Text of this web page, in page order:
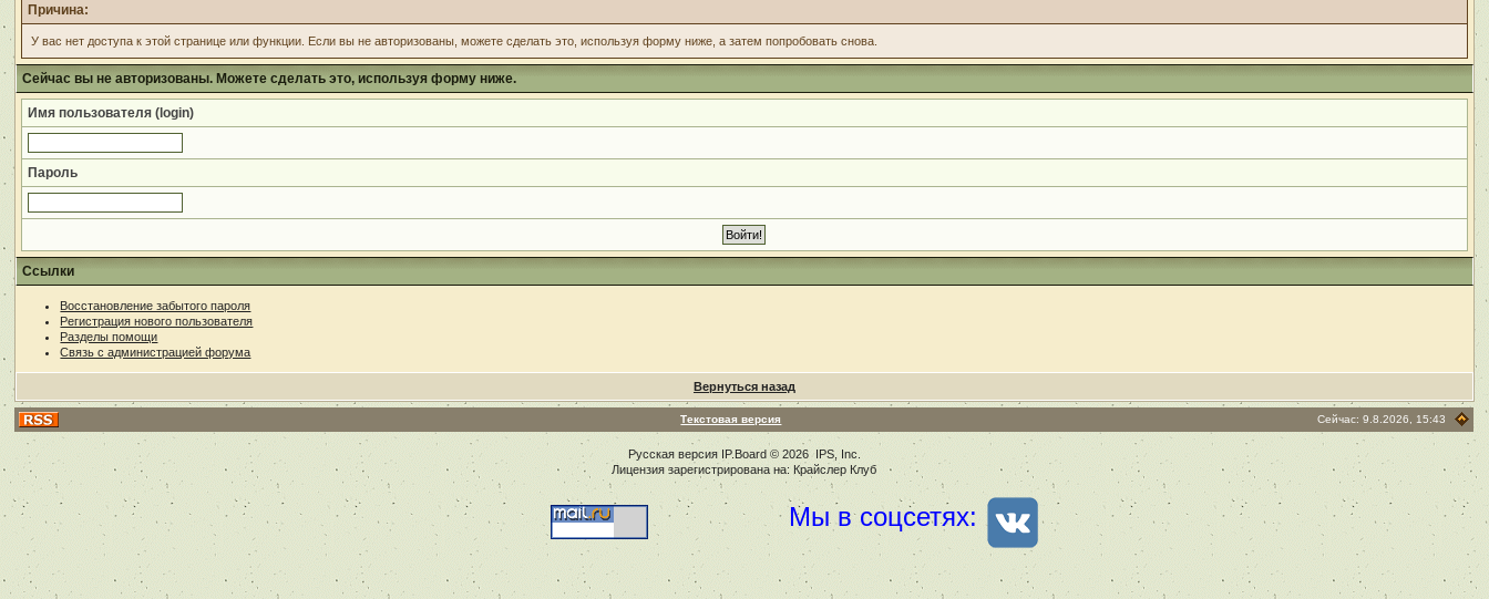
Причина:
У вас нет доступа к этой странице или функции. Если вы не авторизованы, можете сделать это, используя форму ниже, а затем попробовать снова.
Сейчас вы не авторизованы. Можете сделать это, используя форму ниже.
Имя пользователя (login)
Пароль
Ссылки
Восстановление забытого пароля
Регистрация нового пользователя
Разделы помощи
Связь с администрацией форума
Вернуться назад
Текстовая версия Сейчас: 9.8.2026, 15:43
Русская версия IP.Board© 2026IPS, Inc
Лицензия зарегистрирована на: Крайслер Клуб
Мы в соцсетях: